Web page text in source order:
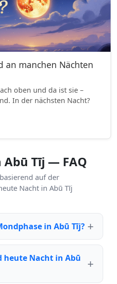
an manchen Nächten
oben und da ist sie –
In der nächsten Nacht?
Tīj — FAQ
auf der
Nacht in Abū Tīj
in Abū Tīj?
heute Nacht in Abū